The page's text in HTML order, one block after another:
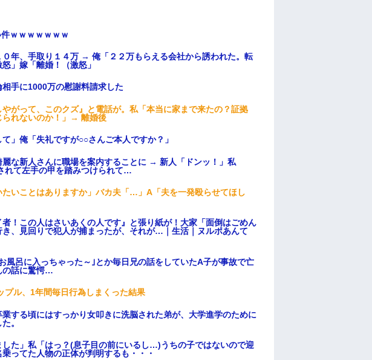
ｗｗｗｗｗｗｗ
０年、手取り１４万 → 俺「２２万もらえる会社から誘われた。転
」嫁「離婚！（激怒」
手に1000万の慰謝料請求した
がって、このクズ』と電話が。私「本当に家まで来たの？証拠
られないのか！」→ 離婚後
」俺「失礼ですが○○さんご本人ですか？」
麗な新人さんに職場を案内することに → 新人「ドンッ！」私
れて左手の甲を踏みつけられて…
いことはありますか」バカ夫「…」A「夫を一発殴らせてほし
！この人はさいあくの人です』と張り紙が！大家「面倒はごめん
、見回りで犯人が捕まったが、それが…｜生活｜ヌルポあんて
風呂に入っちゃった～｣とか毎日兄の話をしていたA子が事故で亡
の話に驚愕…
ル、1年間毎日行為しまくった結果
する頃にはすっかり女叩きに洗脳された弟が、大学進学のために
。
た」私「はっ？(息子目の前にいるし…)うちの子ではないので迎
ってた人物の正体が判明するも・・・